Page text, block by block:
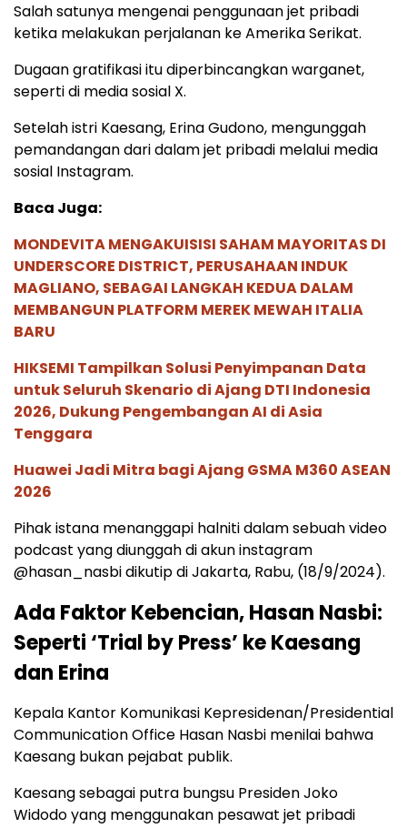
Salah satunya mengenai penggunaan jet pribadi
ketika melakukan perjalanan ke Amerika Serikat.
Dugaan gratifikasi itu diperbincangkan warganet,
seperti di media sosial X.
Setelah istri Kaesang, Erina Gudono, mengunggah
pemandangan dari dalam jet pribadi melalui media
sosial Instagram.
Baca Juga:
MONDEVITA MENGAKUISISI SAHAM MAYORITAS DI
UNDERSCORE DISTRICT, PERUSAHAAN INDUK
MAGLIANO, SEBAGAI LANGKAH KEDUA DALAM
MEMBANGUN PLATFORM MEREK MEWAH ITALIA
BARU
HIKSEMI Tampilkan Solusi Penyimpanan Data
untuk Seluruh Skenario di Ajang DTI Indonesia
2026, Dukung Pengembangan AI di Asia
Tenggara
Huawei Jadi Mitra bagi Ajang GSMA M360 ASEAN
2026
Pihak istana menanggapi halniti dalam sebuah video
podcast yang diunggah di akun instagram
@hasan_nasbi dikutip di Jakarta, Rabu, (18/9/2024).
Ada Faktor Kebencian, Hasan Nasbi:
Seperti ‘Trial by Press’ ke Kaesang
dan Erina
Kepala Kantor Komunikasi Kepresidenan/Presidential
Communication Office Hasan Nasbi menilai bahwa
Kaesang bukan pejabat publik.
Kaesang sebagai putra bungsu Presiden Joko
Widodo yang menggunakan pesawat jet pribadi